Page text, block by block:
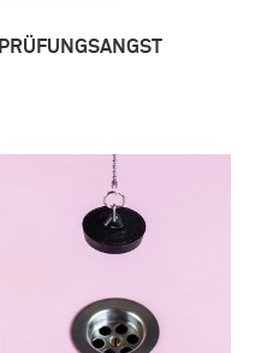
PRÜFUNGSANGST